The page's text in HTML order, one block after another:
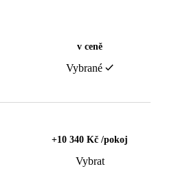
v ceně
Vybrané
+10 340 Kč /pokoj
Vybrat